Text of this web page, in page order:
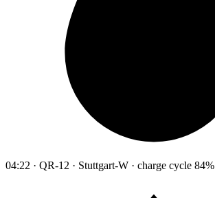
04:22 · QR-12 · Stuttgart-W · charge cycle 84%